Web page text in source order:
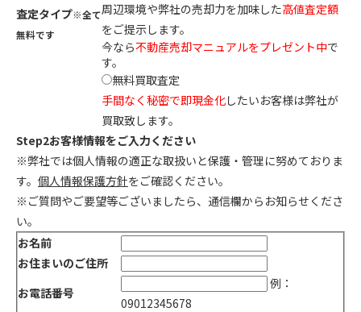
査定タイプ※全て
無料です
周辺環境や弊社の売却力を加味した高値査定額
をご提示します。
今なら不動産売却マニュアルをプレゼント中で
す。
無料買取査定
手間なく秘密で即現金化したいお客様は弊社が
買取致します。
Step2お客様情報をご入力ください
※弊社では個人情報の適正な取扱いと保護・管理に努めておりま
す。 個人情報保護方針をご確認ください。
※ご質問やご要望等ございましたら、通信欄からお知らせくださ
い。
お名前
お住まいのご住所
お電話番号
例：
09012345678